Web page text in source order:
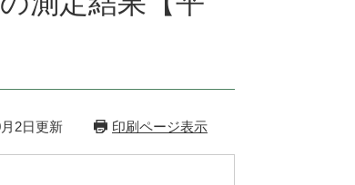
2日更新 印刷ページ表示